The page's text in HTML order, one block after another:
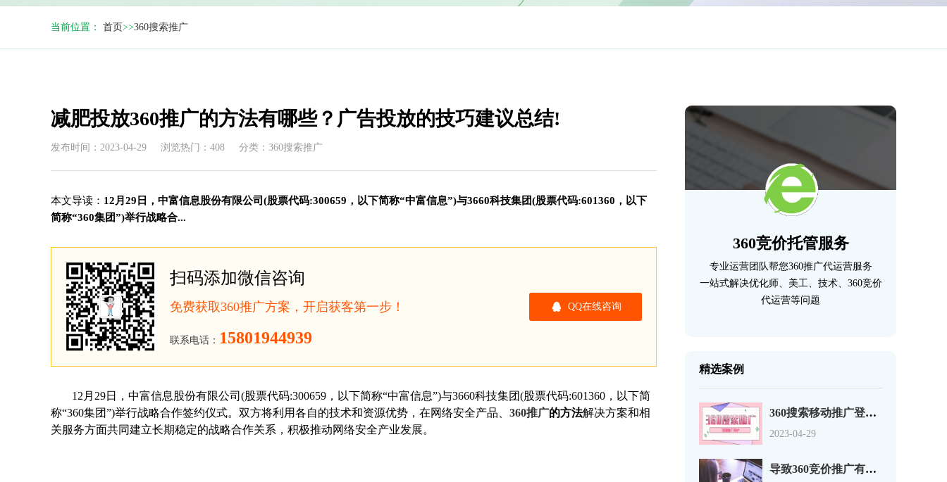
当前位置： 首页>>360搜索推广
360竞价托管服务
专业运营团队帮您360推广代运营服务
一站式解决优化师、美工、技术、360竞价
代运营等问题
精选案例
360搜索移动推广登录页优化的12个事项
2023-04-29
导致360竞价推广有点击没转换的原因分析
减肥投放360推广的方法有哪些？广告投放的技巧建议总结!
发布时间：2023-04-29 浏览热门：408 分类：360搜索推广
本文导读： 12月29日，中富信息股份有限公司(股票代码:300659，以下简称“中富信息”)与3660科技集团(股票代码:601360，以下
简称“360集团”)举行战略合...
扫码添加微信咨询
免费获取360推广方案，开启获客第一步！
联系电话： 15801944939
QQ在线咨询
12月29日，中富信息股份有限公司(股票代码:300659，以下简称“中富信息”)与3660科技集团(股票代码:601360，以下简
称“360集团”)举行战略合作签约仪式。双方将利用各自的技术和资源优势，在网络安全产品、 360推广的方法解决方案和相
关服务方面共同建立长期稳定的战略合作关系，积极推动网络安全产业发展。